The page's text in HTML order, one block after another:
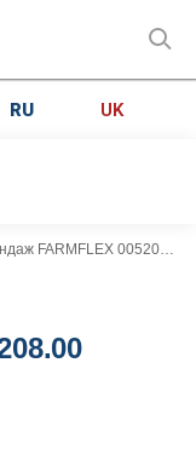
RU UK
FARMFLEX 005208.00 250×145